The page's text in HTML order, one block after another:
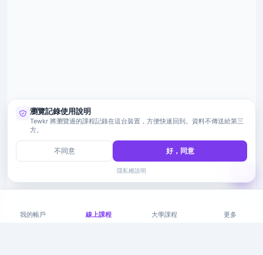
我的帳戶 線上課程 大學課程 更多
瀏覽記錄使用說明
Tewkr 將瀏覽過的課程記錄在這台裝置，方便快速回到。資料不傳送給第三
方。
不同意 好，同意
隱私權說明